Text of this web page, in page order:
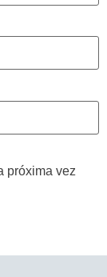
próxima vez